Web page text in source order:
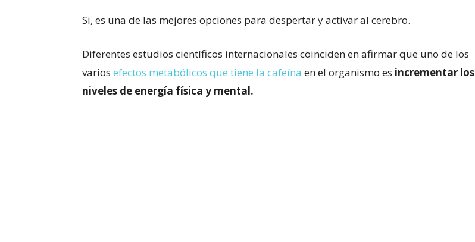
Si, es una de las mejores opciones para despertar y activar al cerebro.
Diferentes estudios científicos internacionales coinciden en afirmar que uno de los
varios efectos metabólicos que tiene la cafeína en el organismo es incrementar los
niveles de energía física y mental.